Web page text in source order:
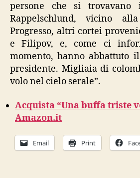
persone che si
Rappelschlund, vicino
Progresso, altri cortei
e Filipov, e, come ci
momento, hanno abbattuto
presidente. Migliaia di
volo nel cielo serale”.
Acquista “Una buffa triste
Amazon.it
Email Print